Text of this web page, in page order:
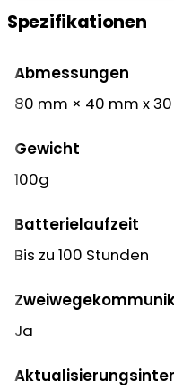
Spezifikationen
Abmessungen
80 mm × 40 mm x
Gewicht
100g
Batterielaufzeit
Bis zu 100 Stunden
Ja